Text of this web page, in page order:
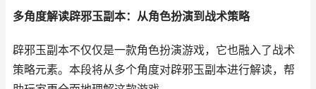
多角度解读辟邪玉副本：从角色扮演到战术策略
辟邪玉副本不仅仅是一款角色扮演游戏，它也融入了战术
策略元素。本段将从多个角度对辟邪玉副本进行解读，帮